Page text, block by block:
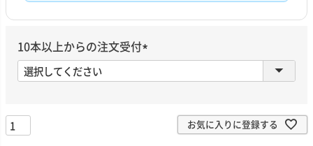
10本以上からの注文受付
必
お気に入りに登録する